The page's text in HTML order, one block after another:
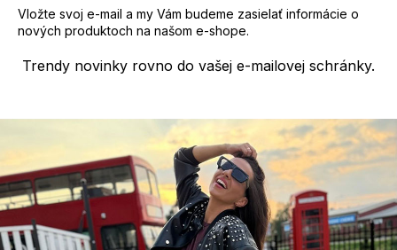
u
Trendy novinky rovno do vašej e-mailovej schránky.
Vložte svoj e-mail a my Vám budeme zasielať informácie o
nových produktoch na našom e-shope.